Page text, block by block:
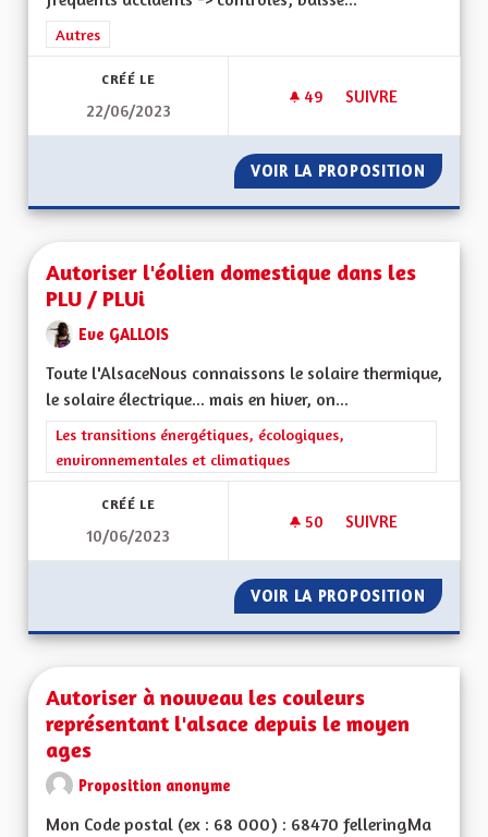
Filtrer les résultats de la catégorie : Autres
Autres
CRÉÉ LE
22/06/2023
49 49 ABONNÉS
SUIVRE
VOIR LA PROPOSITION
Autoriser l'éolien domestique dans les
PLU / PLUi
Eve GALLOIS
Toute l'AlsaceNous connaissons le solaire thermique,
le solaire électrique... mais en hiver, on...
Filtrer les résultats de la catégorie : Les transitions
Les transitions énergétiques, écologiques,
environnementales et climatiques
CRÉÉ LE
10/06/2023
50 50 ABONNÉS
SUIVRE
VOIR LA PROPOSITION
Autoriser à nouveau les couleurs
représentant l'alsace depuis le moyen
ages
Proposition anonyme
Mon Code postal (ex : 68 000) : 68470 felleringMa